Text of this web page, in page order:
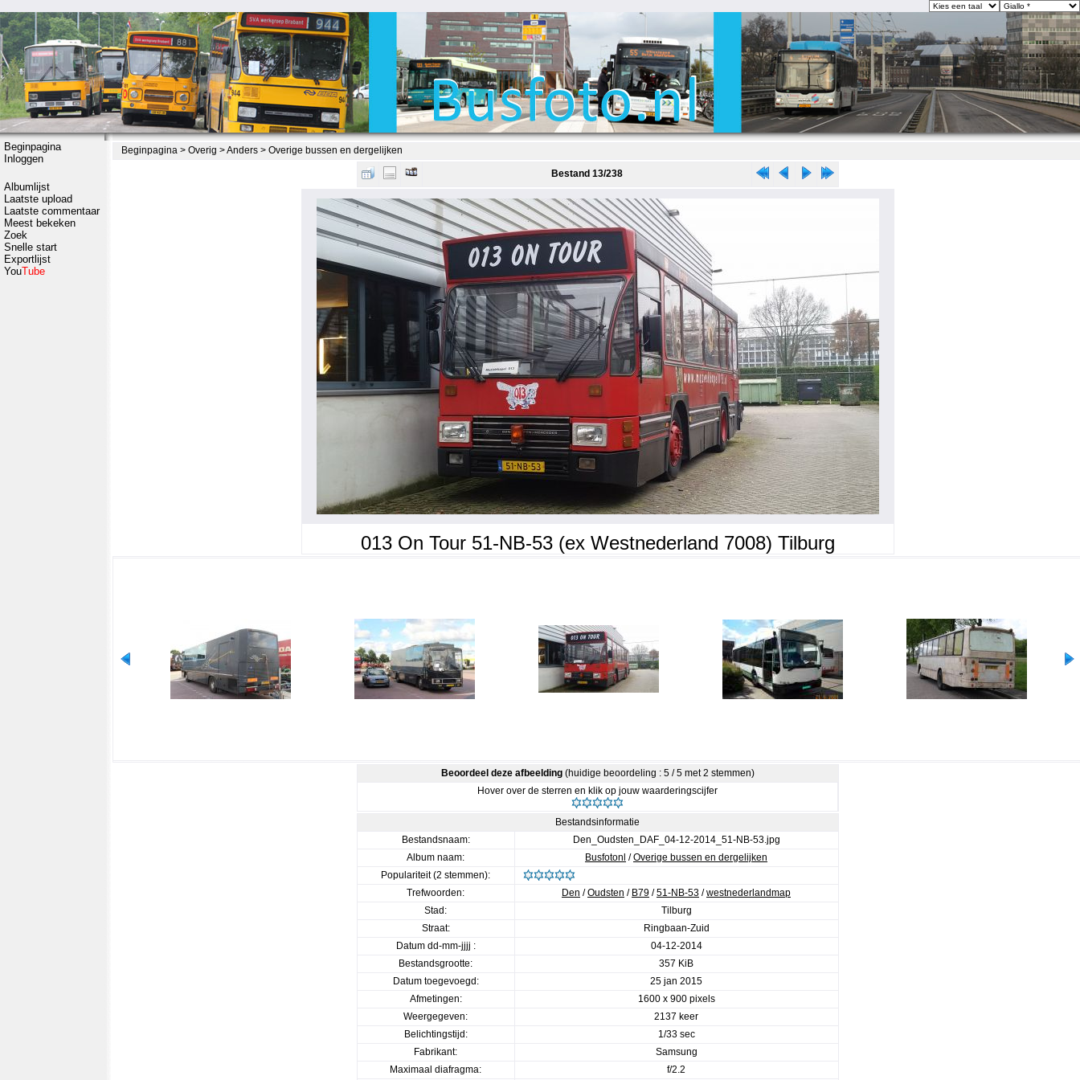
Beginpagina
Inloggen
Albumlijst
Laatste upload
Laatste commentaar
Meest bekeken
Zoek
Snelle start
Exportlijst
YouTube
Beginpagina > Overig >Anders > Overige bussen en dergelijken
Bestand 13/238
013 On Tour 51-NB-53 (ex Westnederland 7008) Tilburg
Beoordeel deze afbeelding(huidige beoordeling : 5 / 5 met 2 stemmen)
Hover over de sterren en klik op jouw waarderingscijfer
Bestandsinformatie
Bestandsnaam:
Den_Oudsten_DAF_04-12-2014_51-NB-53.jpg
Album naam:
Busfotonl /Overige bussen en dergelijken
Populariteit (2 stemmen):
Trefwoorden:
Den /Oudsten / B79 /51-NB-53 /westnederlandmap
Stad:
Tilburg
Straat:
Ringbaan-Zuid
Datum dd-mm-jjjj :
04-12-2014
Bestandsgrootte:
357 KiB
Datum toegevoegd:
25 jan 2015
Afmetingen:
1600 x 900 pixels
Weergegeven:
2137 keer
Belichtingstijd:
1/33 sec
Fabrikant:
Samsung
Maximaal diafragma:
f/2.2